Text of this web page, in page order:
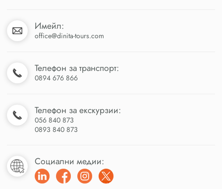
Имейл:
office@dinita-tours.com
Телефон за транспорт:
0894 676 866
Телефон за екскурзии:
056 840 873
0893 840 873
Социални медии: